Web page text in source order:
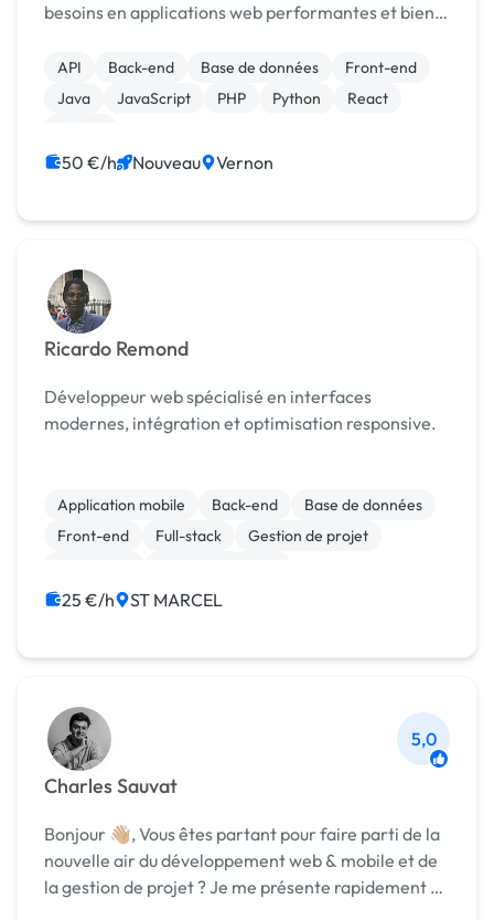
besoins en applications web performantes et bien
API Back-end Base de données
Front-end
Java
JavaScript PHP Python
React
50 €/h Nouveau Vernon
Ricardo Remond
Développeur web spécialisé en interfaces
modernes, intégration et optimisation responsive.
Application mobile Back-end
Base de données
Front-end
Full-stack
Gestion de projet
Création de site internet
25 €/h ST MARCEL
Charles Sauvat
5,0
Bonjour 👋🏼, Vous êtes partant pour faire parti de la
nouvelle air du développement web & mobile et de
la gestion de projet ? Je me présente rapidement en